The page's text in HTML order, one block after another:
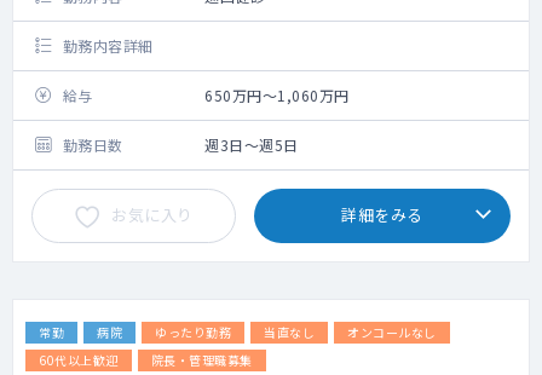
勤務内容詳細
給与 650万円～1,060万円
勤務日数 週3日～週5日
お気に入り 詳細をみる
常勤 病院 ゆったり勤務 当直なし
オンコールなし
60代以上歓迎
院長・管理職募集